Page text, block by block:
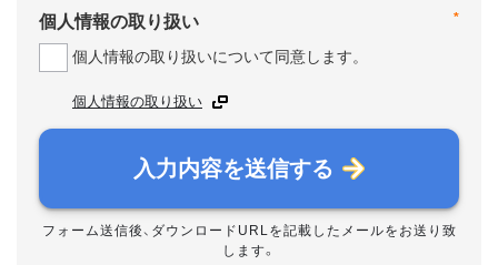
*
個人情報の取り扱い
個人情報の取り扱いについて同意します。
個人情報の取り扱い
入力内容を送信する
フォーム送信後、ダウンロードURLを記載したメールをお送り致
します。